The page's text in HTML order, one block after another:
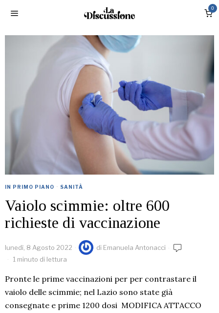
0
IN PRIMO PIANO · SANITÀ
Vaiolo scimmie: oltre 600
richieste di vaccinazione
lunedì, 8 Agosto 2022 di Emanuela Antonacci
1 minuto di lettura
Pronte le prime vaccinazioni per per contrastare il
vaiolo delle scimmie; nel Lazio sono state già
consegnate e prime 1200 dosi MODIFICA ATTACCO